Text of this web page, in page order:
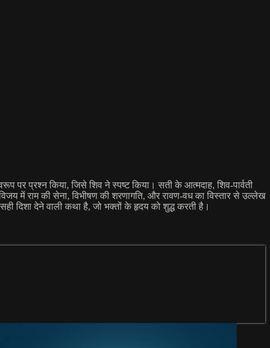
पर प्रश्न किया, जिसे शिव ने स्पष्ट किया। सती के आत्मदाह, शिव-पार्वती
में राम की सेना, विभीषण की शरणागति, और रावण-वध का विस्तार से उल्लेख
दिशा देने वाली कथा है, जो भक्तों के हृदय को शुद्ध करती है।